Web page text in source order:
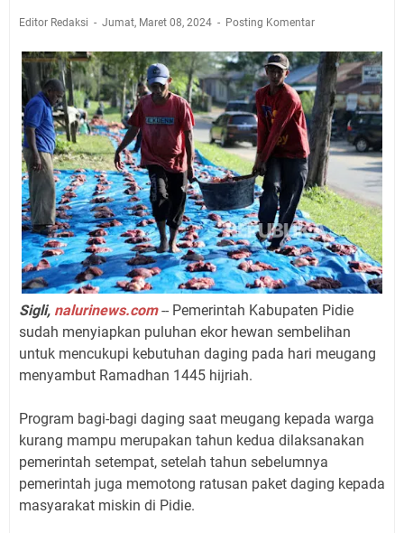
Editor Redaksi Jumat, Maret 08, 2024 Posting Komentar
Sigli, nalurinews.com-- Pemerintah Kabupaten Pidie
sudah menyiapkan puluhan ekor hewan sembelihan
untuk mencukupi kebutuhan daging pada hari meugang
menyambut Ramadhan 1445 hijriah.
Program bagi-bagi daging saat meugang kepada warga
kurang mampu merupakan tahun kedua dilaksanakan
pemerintah setempat, setelah tahun sebelumnya
pemerintah juga memotong ratusan paket daging kepada
masyarakat miskin di Pidie.